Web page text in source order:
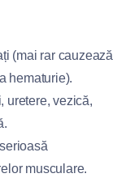
(mai rar cauzează
hematurie).
uretere, vezică,
musculare.